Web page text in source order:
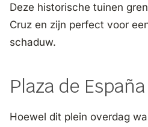
Deze historische tuinen
Cruz en zijn perfect voor
schaduw.
Plaza de España
Hoewel dit plein overdag